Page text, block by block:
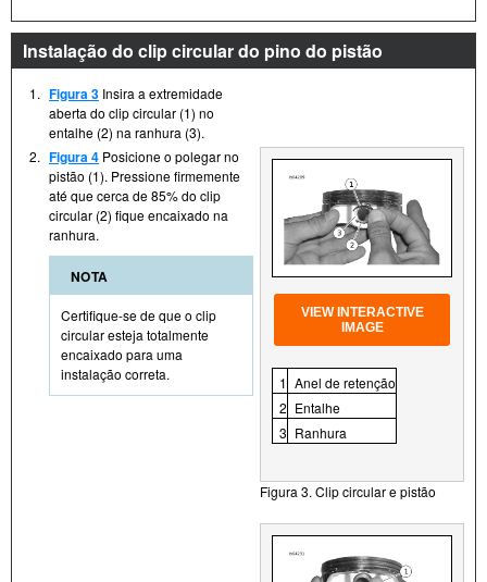
Instalação do clip circular do pino do pistão
1. Figura 3 Insira a extremidade
aberta do clip circular (1) no
entalhe (2) na ranhura (3).
2. Figura 4 Posicione o polegar no
pistão (1). Pressione firmemente
até que cerca de 85% do clip
circular (2) fique encaixado na
ranhura.
NOTA
Certifique-se de que o clip
circular esteja totalmente
encaixado para uma
instalação correta.
VIEW INTERACTIVE
IMAGE
1 Anel de retenção
2 Entalhe
3 Ranhura
Figura 3. Clip circular e pistão